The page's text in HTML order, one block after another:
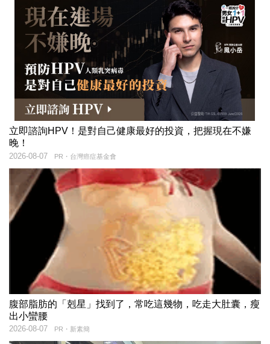
立即諮詢HPV！是對自己健康最好的投資，把握現在不嫌
晚！
PR・台灣癌症基金會
2026-08-07
腹部脂肪的「剋星」找到了，常吃這幾物，吃走大肚囊，瘦
出小蠻腰
PR・新素簡
2026-08-07